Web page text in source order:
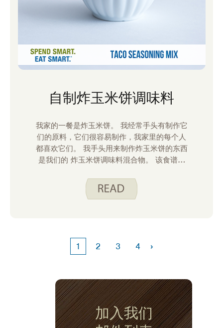
自制炸玉米饼调味料
我家的一餐是炸玉米饼。 我经常手头有制作它
们的原料，它们很容易制作，我家里的每个人
都喜欢它们。 我手头用来制作炸玉米饼的东西
是我们的 炸玉米饼调味料混合物。 该食谱相
1 2 3 4 ›
加入我们